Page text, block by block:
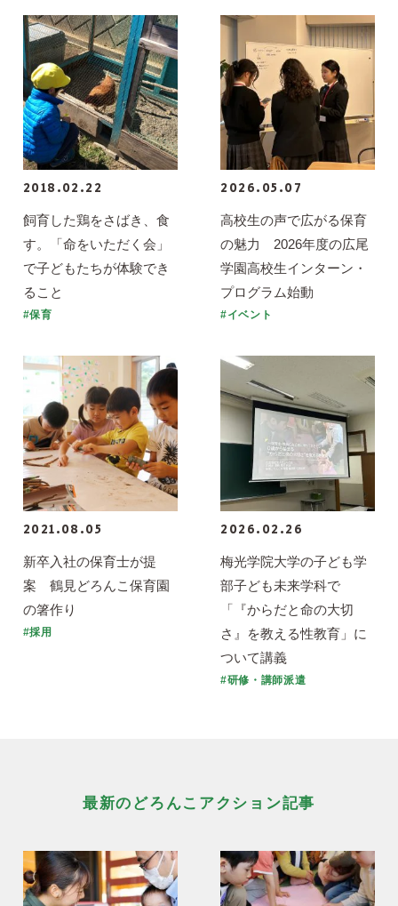
2018.02.22
飼育した鶏をさばき、食
す。「命をいただく会」
で子どもたちが体験でき
ること
#保育
2026.05.07
高校生の声で広がる保育
の魅力 2026年度の広尾
学園高校生インターン・
プログラム始動
#イベント
2021.08.05
新卒入社の保育士が提
案 鶴見どろんこ保育園
の箸作り
#採用
2026.02.26
梅光学院大学の子ども学
部子ども未来学科で
「『からだと命の大切
さ』を教える性教育」に
ついて講義
#研修・講師派遣
最新のどろんこアクション記事